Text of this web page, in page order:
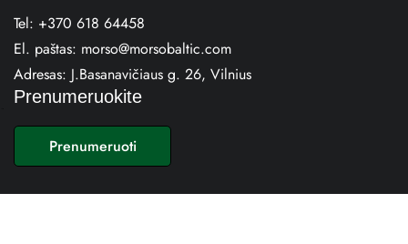
Tel: +370 618 64458
El. paštas: morso@morsobaltic.com
Adresas: J.Basanavičiaus g. 26, Vilnius
Prenumeruokite
Prenumeruoti